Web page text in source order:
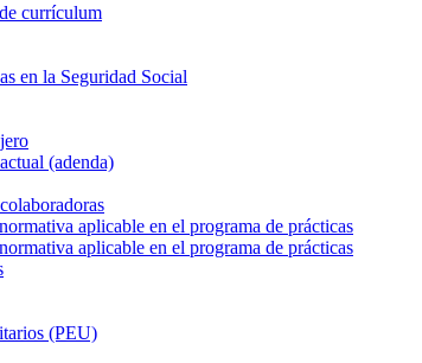
currículum
en la Seguridad Social
(adenda)
aplicable en el programa de prácticas
aplicable en el programa de prácticas
(PEU)